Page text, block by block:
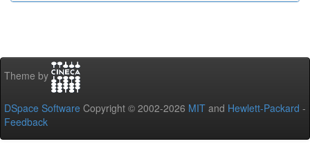
Theme by
DSpace Software Copyright © 2002-2026 MIT and Hewlett-Packard -
Feedback